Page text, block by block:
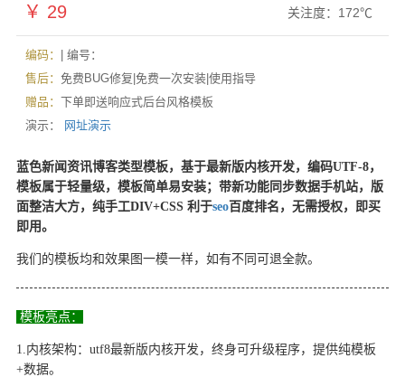
￥ 29 关注度： 172℃
编码：
| 编号：
售后： 免费BUG修复|免费一次安装|使用指导
赠品： 下单即送响应式后台风格模板
演示：
网址演示
蓝色新闻资讯博客类型模板，基于最新版内核开发，编码UTF-8，
模板属于轻量级，模板简单易安装；带新功能同步数据手机站，版
面整洁大方，纯手工DIV+CSS 利于seo百度排名，无需授权，即买
即用。
我们的模板均和效果图一模一样，如有不同可退全款。
模板亮点：
1.内核架构：utf8最新版内核开发，终身可升级程序，提供纯模板
+数据。